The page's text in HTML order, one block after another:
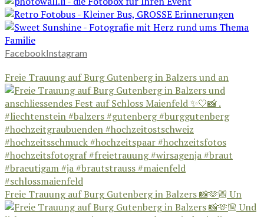
FacebookInstagram
Freie Trauung auf Burg Gutenberg in Balzers und an
Freie Trauung auf Burg Gutenberg in Balzers 📸🫶🏼 Un